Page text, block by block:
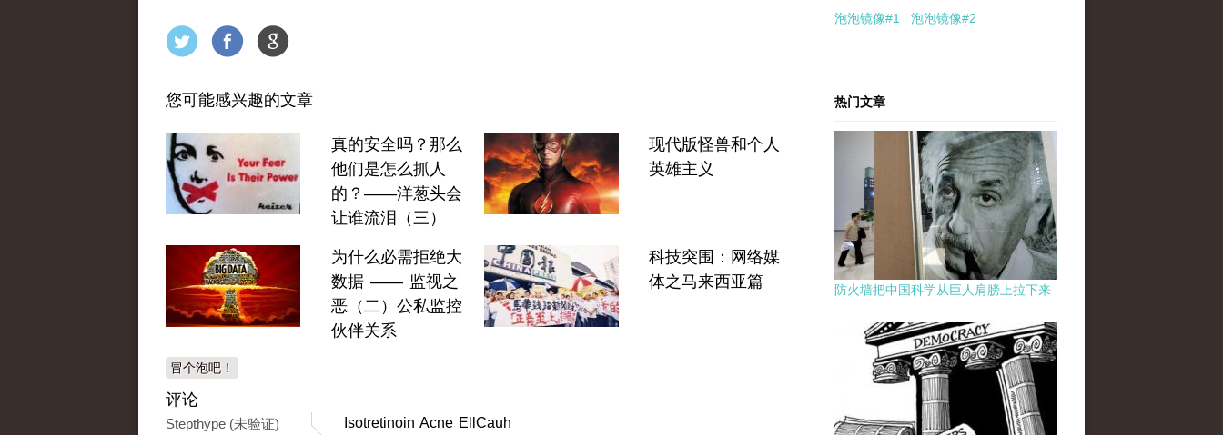
您可能感兴趣的文章
真的安全吗？那么
他们是怎么抓人
的？——洋葱头会
让谁流泪（三）
现代版怪兽和个人
英雄主义
为什么必需拒绝大
数据 —— 监视之
恶（二）公私监控
伙伴关系
科技突围：网络媒
体之马来西亚篇
冒个泡吧！
评论
Stepthype (未验证) Isotretinoin Acne EllCauh
泡泡镜像#1 泡泡镜像#2
热门文章
防火墙把中国科学从巨人肩膀上拉下来